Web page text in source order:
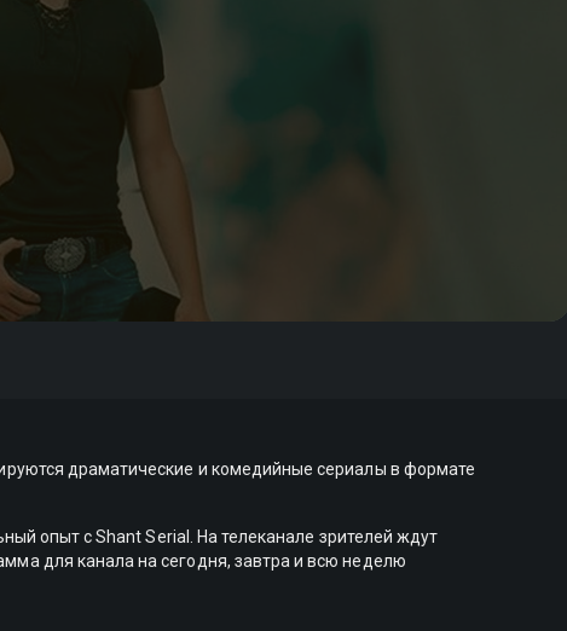
драматические и комедийные сериалы в формате
опыт с Shant Serial. На телеканале зрителей ждут
для канала на сегодня, завтра и всю неделю